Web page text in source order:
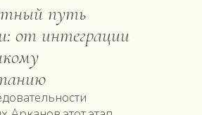
путь
от интеграции